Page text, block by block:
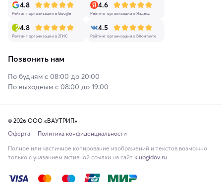
4.8
Рейтинг организации в Google
4.6
Рейтинг организации в Яндекс
4.8
Рейтинг организации в 2ГИС
4.5
Рейтинг организации в ВКонтакте
Позвонить нам
По будням с 08:00 до 20:00
По выходным с 08:00 до 19:00
© 2026 ООО «ВАУТРИП»
Оферта
Политика конфиденциальности
Полное или частичное копирование изображений и текстов возможно
только с указанием активной ссылки на сайт klubgidov.ru